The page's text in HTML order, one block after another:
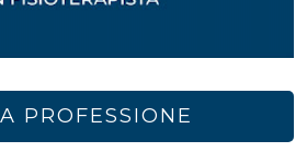
PROFESSIONE